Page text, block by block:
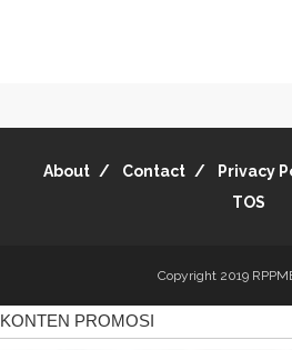
About Contact Privacy
TOS
Copyright 2019